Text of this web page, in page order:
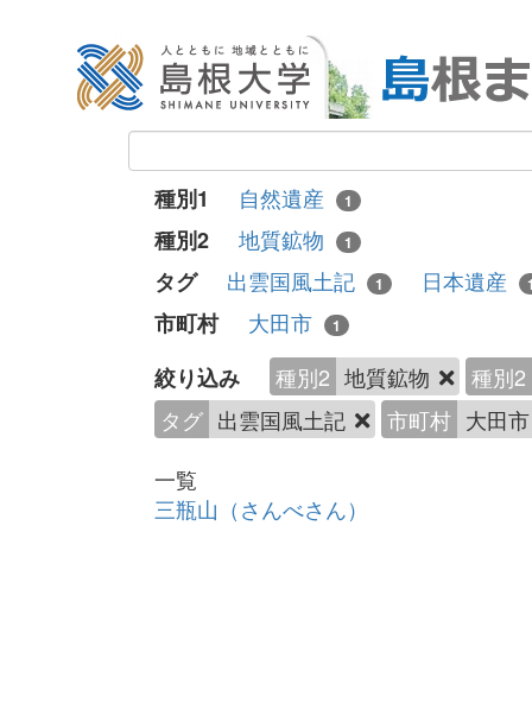
種別1 自然遺産 1
種別2 地質鉱物 1
タグ 出雲国風土記 1 日本遺産
市町村 大田市 1
絞り込み 種別2 地質鉱物
種別2
タグ 出雲国風土記 市町村 大田
一覧
三瓶山（さんべさん）